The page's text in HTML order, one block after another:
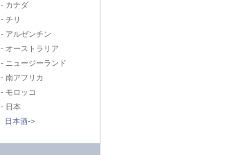
- カナダ
- チリ
- アルゼンチン
- オーストラリア
- ニュージーランド
- 南アフリカ
- モロッコ
- 日本
日本酒->